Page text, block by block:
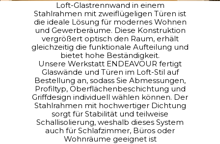
Loft-Glastrennwand in einem
Stahlrahmen mit zweiflügeligen Türen ist
die ideale Lösung für modernes Wohnen
und Gewerberäume. Diese Konstruktion
vergrößert optisch den Raum, erhält
gleichzeitig die funktionale Aufteilung und
bietet hohe Beständigkeit.
Unsere Werkstatt ENDEAVOUR fertigt
Glaswände und Türen im Loft-Stil auf
Bestellung an, sodass Sie Abmessungen,
Profiltyp, Oberflächenbeschichtung und
Griffdesign individuell wählen können. Der
Stahlrahmen mit hochwertiger Dichtung
sorgt für Stabilität und teilweise
Schallisolierung, weshalb dieses System
auch für Schlafzimmer, Büros oder
Wohnräume geeignet ist